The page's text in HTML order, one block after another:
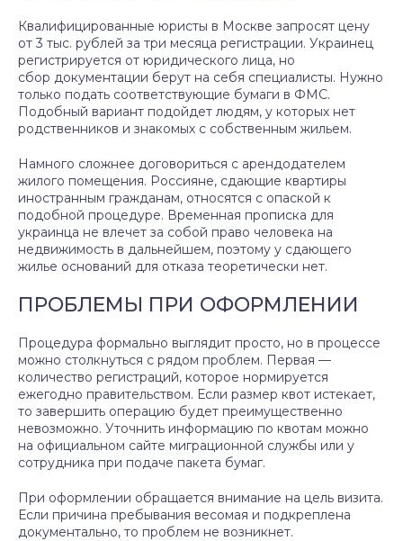
Квалифицированные юристы в Москве запросят цену
от 3 тыс. рублей за три месяца регистрации. Украинец
регистрируется от юридического лица, но
сбор документации берут на себя специалисты. Нужно
только подать соответствующие бумаги в ФМС.
Подобный вариант подойдет людям, у которых нет
родственников и знакомых с собственным жильем.
Намного сложнее договориться с арендодателем
жилого помещения. Россияне, сдающие квартиры
иностранным гражданам, относятся с опаской к
подобной процедуре. Временная прописка для
украинца не влечет за собой право человека на
недвижимость в дальнейшем, поэтому у сдающего
жилье оснований для отказа теоретически нет.
ПРОБЛЕМЫ ПРИ ОФОРМЛЕНИИ
Процедура формально выглядит просто, но в процессе
можно столкнуться с рядом проблем. Первая —
количество регистраций, которое нормируется
ежегодно правительством. Если размер квот истекает,
то завершить операцию будет преимущественно
невозможно. Уточнить информацию по квотам можно
на официальном сайте миграционной службы или у
сотрудника при подаче пакета бумаг.
При оформлении обращается внимание на цель визита.
Если причина пребывания весомая и подкреплена
документально, то проблем не возникнет.